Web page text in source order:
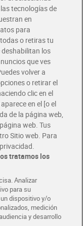
más cercana
DIA CORPORATE
tecnologías de
en
para
o retiras tu
los
que ves
volver a
o retirar el
clic en el
en el [o el
de la página web,
web. Tus
Sitio web. Para
tratamos los
Analizar
para su
dispositivo y/o
medición
y desarrollo